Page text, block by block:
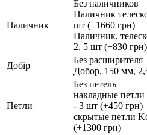
Наличник
Без наличников
Наличник
шт (+1660 грн)
Наличник,
2, 5 шт (+830 грн)
Добір
Без расширителя
Добор, 150 мм,
Петли
Без петель
накладные
- 3 шт (+450 грн)
скрытые петли
(+1300 грн)